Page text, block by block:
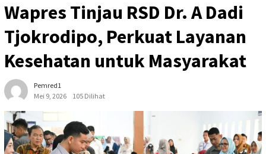
Wapres Tinjau RSD Dr. A Dadi
Tjokrodipo, Perkuat Layanan
Kesehatan untuk Masyarakat
Pemred1
Mei 9, 2026
105 Dilihat